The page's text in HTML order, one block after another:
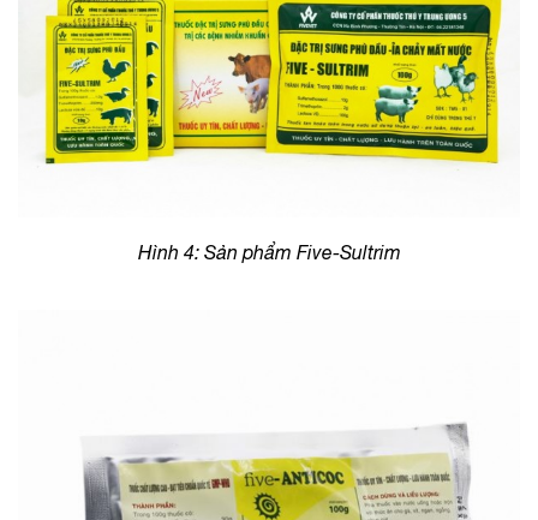
Hình 4: Sản phẩm Five-Sultrim